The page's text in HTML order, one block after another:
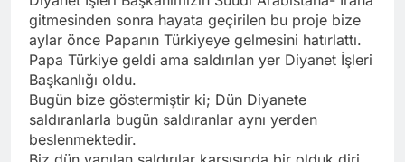
gitmesinden sonra hayata geçirilen bu proje bize
aylar önce Papanın Türkiyeye gelmesini hatırlattı.
Papa Türkiye geldi ama saldırılan yer Diyanet İşleri
Başkanlığı oldu.
Bugün bize göstermiştir ki; Dün Diyanete
saldıranlarla bugün saldıranlar aynı yerden
beslenmektedir.